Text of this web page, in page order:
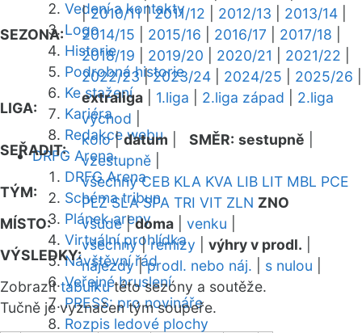
Vedení a kontakty
Logo
Historie
Podrobná historie
Ke stažení
Kariéra
Redakce webu
DRFG Arena
DRFG Arena
Schéma tribun
Plánek areny
Virtuální prohlídka
Návštěvní řád
Veřejné bruslení
PRESS: pro novináře
Rozpis ledové plochy
SEZONA:
|2010/11|2011/12 2012/13 2013/14
2014/15
2015/16 2016/17 2017/18
2018/19
2019/20 2020/21 2021/22
2022/23|2023/24 2024/25 2025/26
LIGA:
extraliga 1.liga 2.liga západ
2.liga
východ
SEŘADIT:
kolo|datum SMĚR: sestupně
vzestupně
TÝM:
všechny CEB KLA KVA LIB LIT MBL PCE
PLZ SLA SPA TRI VIT ZLN ZNO
MÍSTO:
všude|doma venku
VÝSLEDKY:
všechny|remízy výhry v prodl.
nájezdy|prodl. nebo náj. s nulou
Zobrazittabulkutéto sezóny a soutěže.
Tučně je vyznačen tým soupeře.